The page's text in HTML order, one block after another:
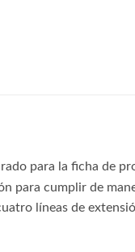
para la ficha de
para cumplir de
líneas de